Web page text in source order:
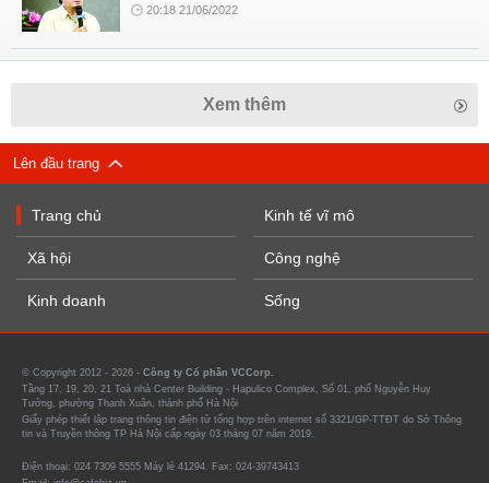
20:18 21/06/2022
Xem thêm
Lên đầu trang
Trang chủ
Xã hội
Kinh doanh
Kinh tế vĩ mô
Công nghệ
Sống
© Copyright 2012 - 2026 - Công ty Cổ phần VCCorp.
Tầng 17, 19, 20, 21 Toà nhà Center Building - Hapulico Complex, Số 01, phố Nguyễn Huy
Tưởng, phường Thanh Xuân, thành phố Hà Nội
Giấy phép thiết lập trang thông tin điện tử tổng hợp trên internet số 3321/GP-TTĐT do Sở Thông
tin và Truyền thông TP Hà Nội cấp ngày 03 tháng 07 năm 2019.
Điện thoại: 024 7309 5555 Máy lẻ 41294. Fax: 024-39743413